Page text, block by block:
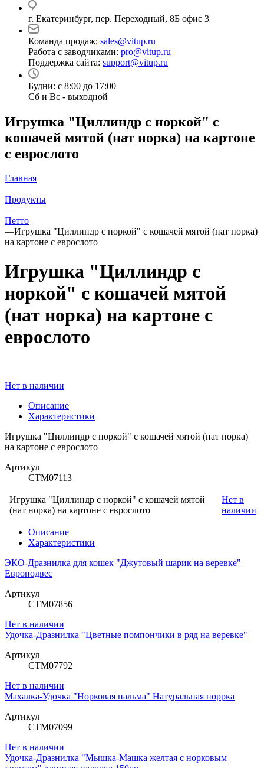
г. Екатеринбург, пер. Переходный, 8Б офис 3
Команда продаж: sales@vitup.ru
Работа с заводчиками: pro@vitup.ru
Поддержка сайта: support@vitup.ru
Будни: с 8:00 до 17:00
Сб и Вс - выходной
Игрушка "Циллиндр с норкой" с
кошачей мятой (нат норка) на картоне
с еврослото
Главная
—
Продукты
—
Петто
—Игрушка "Циллиндр с норкой" с кошачей мятой (нат норка)
на картоне с еврослото
Игрушка "Циллиндр с
норкой" с кошачей мятой
(нат норка) на картоне с
еврослото
Нет в наличии
Описание
Характеристики
Игрушка "Циллиндр с норкой" с кошачей мятой (нат норка)
на картоне с еврослото
Артикул
СТМ07113
Игрушка "Циллиндр с норкой" с кошачей мятой
(нат норка) на картоне с еврослото
Нет в
наличии
Описание
Характеристики
ЭКО-Дразнилка для кошек "Джутовый шарик на веревке"
Европодвес
Артикул
СТМ07856
Нет в наличии
Удочка-Дразнилка "Цветные помпончики в ряд на веревке"
Артикул
СТМ07792
Нет в наличии
Махалка-Удочка "Норковая пальма" Натуральная норрка
Артикул
СТМ07099
Нет в наличии
Удочка-Дразнилка "Мышка-Машка желтая с норковым